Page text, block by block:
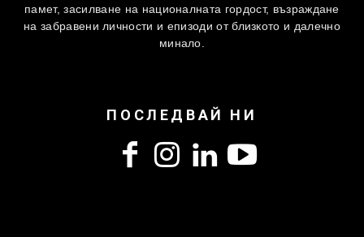
памет, засилване на националната гордост, възраждане
на забравени личности и епизоди от близкото и далечно
минало.
ПОСЛЕДВАЙ НИ